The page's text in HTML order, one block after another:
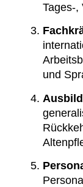
Tages-,
und